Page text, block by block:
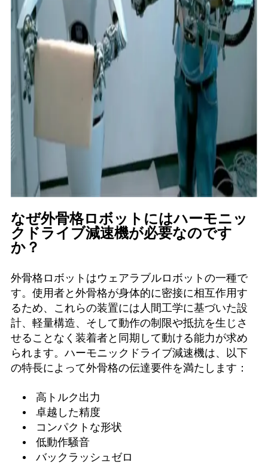
なぜ外骨格ロボットにはハーモニッ
クドライブ減速機が必要なのです
か？
外骨格ロボットはウェアラブルロボットの一種で
す。使用者と外骨格が身体的に密接に相互作用す
るため、これらの装置には人間工学に基づいた設
計、軽量構造、そして動作の制限や抵抗を生じさ
せることなく装着者と同期して動ける能力が求め
られます。ハーモニックドライブ減速機は、以下
の特長によって外骨格の伝達要件を満たします：
高トルク出力
卓越した精度
コンパクトな形状
低動作騒音
バックラッシュゼロ